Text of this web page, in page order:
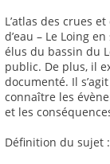
L’atlas des crues
d’eau – Le Loing
élus du bassin du
public. De plus, il
documenté. Il
connaître les
et les
Définition du sujet :